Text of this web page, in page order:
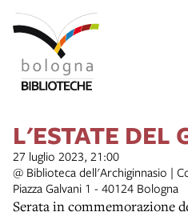
L'ESTATE DEL
27 luglio 2023, 21:00
@ Biblioteca dell'Archiginnasio |
Piazza Galvani 1 - 40124 Bologna
Serata in commemorazione